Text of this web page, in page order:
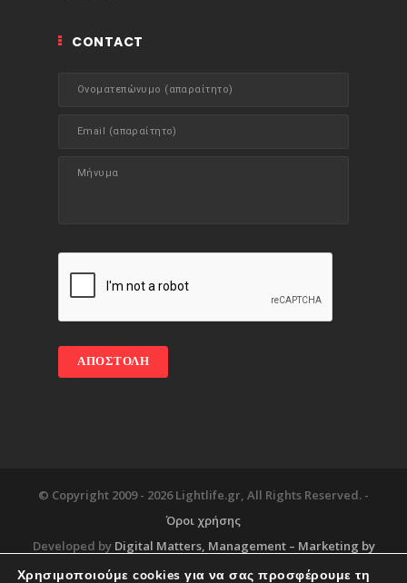
CONTACT
© Copyright 2009 - 2026 Lightlife.gr, All Rights Reserved. -
Όροι χρήσης
Developed by Digital Matters, Management – Marketing by
Χρησιμοποιούμε cookies για να σας προσφέρουμε τη